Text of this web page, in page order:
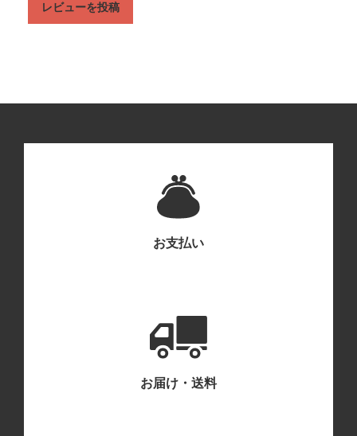
レビューを投稿
お支払い
お届け・送料